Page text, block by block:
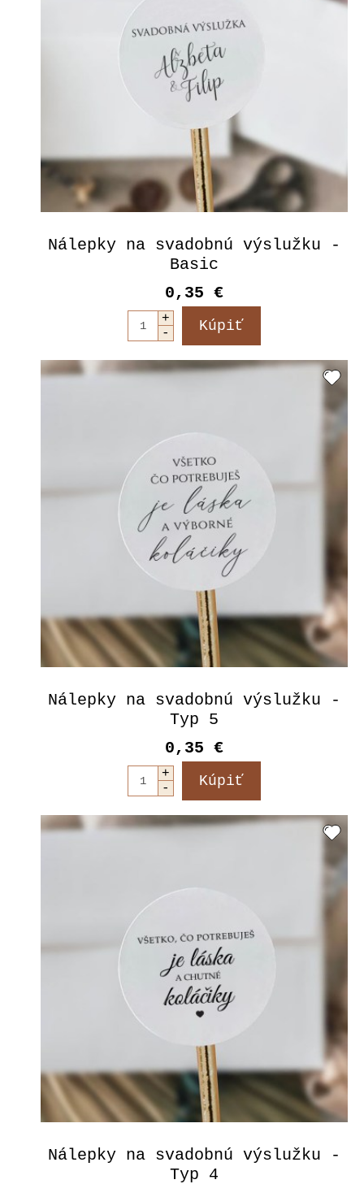
Nálepky na svadobnú výslužku -
Basic
0,35 €
Nálepky na svadobnú výslužku -
Typ 5
0,35 €
Nálepky na svadobnú výslužku -
Typ 4